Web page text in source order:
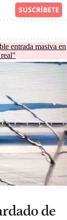
entrada masiva en
de